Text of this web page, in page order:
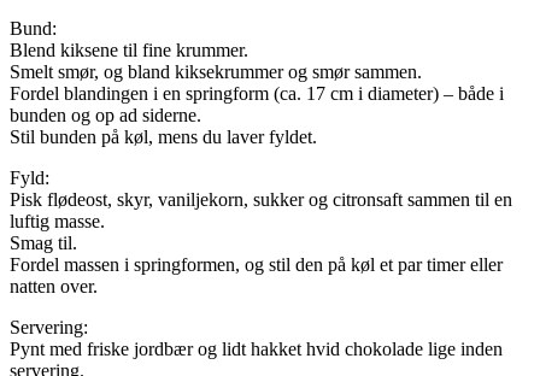
Bund:
Blend kiksene til fine krummer.
Smelt smør, og bland kiksekrummer og smør sammen.
Fordel blandingen i en springform (ca. 17 cm i diameter) – både i
bunden og op ad siderne.
Stil bunden på køl, mens du laver fyldet.
Fyld:
Pisk flødeost, skyr, vaniljekorn, sukker og citronsaft sammen til en
luftig masse.
Smag til.
Fordel massen i springformen, og stil den på køl et par timer eller
natten over.
Servering:
Pynt med friske jordbær og lidt hakket hvid chokolade lige inden
servering.